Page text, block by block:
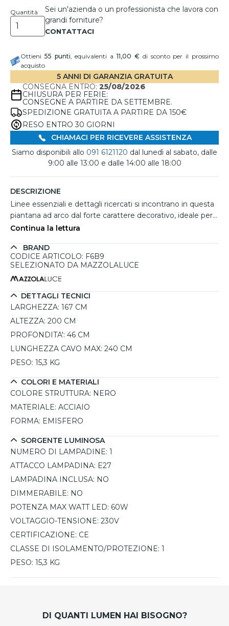
Quantità
Sei un'azienda o un professionista che lavora con
grandi forniture?
Ottieni 55 punti, equivalenti a11,00 €di sconto per il prossimo
acquisto
5 ANNI DI GARANZIA GRATUITA
CONSEGNA ENTRO: 25/08/2026
CHIUSURA PER FERIE:
CONSEGNE A PARTIRE DA SETTEMBRE.
SPEDIZIONE GRATUITA A PARTIRE DA 150€
RESO ENTRO 30 GIORNI
CHIAMACI PER RICEVERE ASSISTENZA
Siamo disponibili allo 091 6121120 dal lunedì al sabato, dalle
9:00 alle 13:00 e dalle 14:00 alle 18:00
DESCRIZIONE
Linee essenziali e dettagli ricercati si incontrano in questa
piantana ad arco dal forte carattere decorativo, ideale per
illuminare un soggiorno moderno o un angolo relax con
sviluppa con una curva elegante che sostiene un
paralume emisferico in rete metallica, creando un
dona stabilità e pregio estetico, mentre il punto luce E27
da massimo 60W permette di scegliere l'atmosfera
desiderata con lampadine LED o a incandescenza.
Perfetta per ambienti contemporanei e vintage industriali.
Continua la lettura
BRAND
CODICE ARTICOLO: F6B9
SELEZIONATO DA MAZZOLALUCE
DETTAGLI TECNICI
LARGHEZZA: 167 CM
ALTEZZA: 200 CM
PROFONDITA': 46 CM
LUNGHEZZA CAVO MAX: 240 CM
PESO: 15,3 KG
COLORI E MATERIALI
COLORE STRUTTURA: NERO
MATERIALE: ACCIAIO
FORMA: EMISFERO
SORGENTE LUMINOSA
NUMERO DI LAMPADINE: 1
ATTACCO LAMPADINA: E27
LAMPADINA INCLUSA: NO
DIMMERABILE: NO
POTENZA MAX WATT LED: 60W
VOLTAGGIO-TENSIONE: 230V
CERTIFICAZIONE: CE
CLASSE DI ISOLAMENTO/PROTEZIONE: 1
PESO: 15,3 KG
DI QUANTI LUMEN HAI BISOGNO?